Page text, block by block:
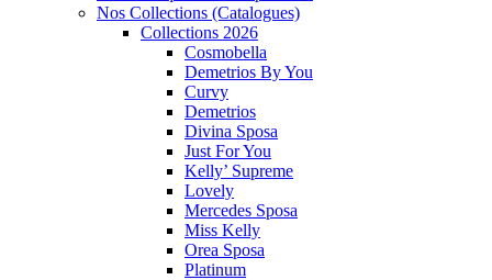
Nos Collections (Catalogues)
Collections 2026
Cosmobella
Demetrios By You
Curvy
Demetrios
Divina Sposa
Just For You
Kelly’ Supreme
Lovely
Mercedes Sposa
Miss Kelly
Orea Sposa
Platinum